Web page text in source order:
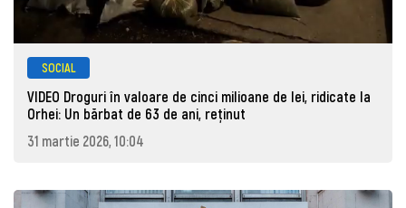
SOCIAL
VIDEO Droguri în valoare de cinci milioane de lei, ridicate la
Orhei: Un bărbat de 63 de ani, reţinut
31 martie 2026, 10:04